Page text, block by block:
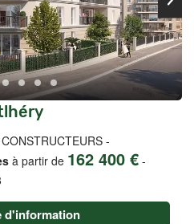
-
à partir de 162 400 € -
d'information